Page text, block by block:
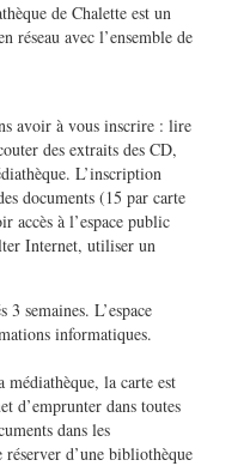
de Chalette est un
réseau avec l’ensemble de
avoir à vous inscrire : lire
des extraits des CD,
L’inscription
documents (15 par carte
accès à l’espace public
Internet, utiliser un
semaines. L’espace
informatiques.
la carte est
d’emprunter dans toutes
dans les
d’une bibliothèque